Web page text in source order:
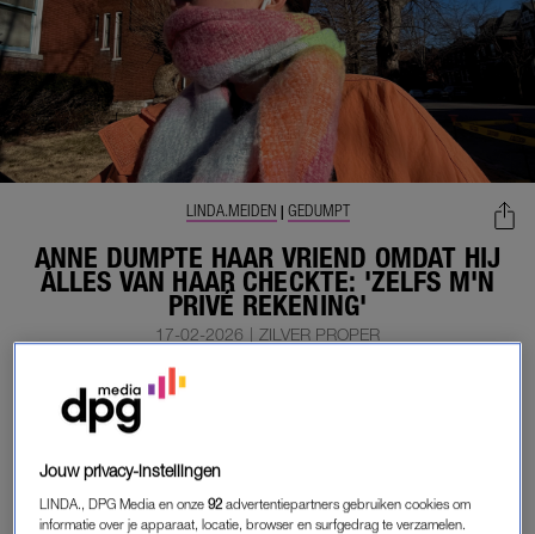
ANNE DUMPTE HAAR VRIEND OMDAT HIJ
ÁLLES VAN HAAR CHECKTE: 'ZELFS M'N
PRIVÉ REKENING'
LINDA.MEIDEN | GEDUMPT
17-02-2026 | ZILVER PROPER
LEES VERDER ALS
MEMBER
Jouw privacy-instellingen
LINDA., DPG Media en onze92 advertentiepartners gebruiken cookies om
informatie over je apparaat, locatie, browser en surfgedrag te verzamelen.